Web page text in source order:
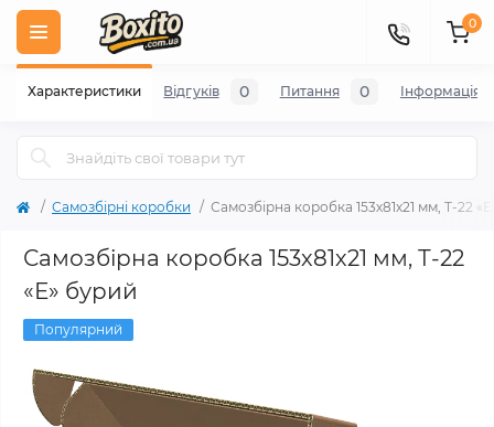
0
Самозбірні коробки Самозбірна коробка 153х81х21 мм, Т-22
Самозбірна коробка 153х81х21 мм, Т-22
«Е» бурий
Популярний
Характеристики Відгуків 0 Питання 0 Iнформація